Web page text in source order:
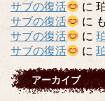
サブの復活
に
サブの復活
に
サブの復活
に
サブの復活
に
アーカイブ